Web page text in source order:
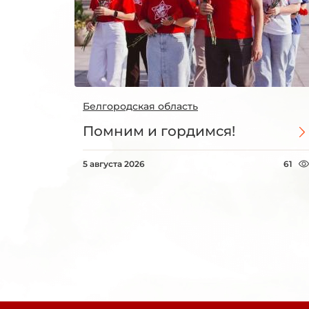
Белгородская область
Помним и гордимся!
5 августа 2026 61